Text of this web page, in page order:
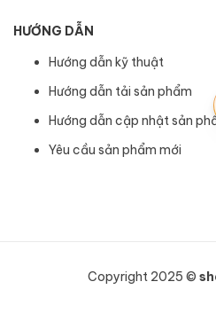
HƯỚNG DẪN
Hướng dẫn kỹ thuật
Hướng dẫn tải sản phẩm
Hướng dẫn cập nhật sản
Yêu cầu sản phẩm mới
Copyright 2025 ©